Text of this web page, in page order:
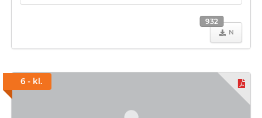
N
932
6 - kl.